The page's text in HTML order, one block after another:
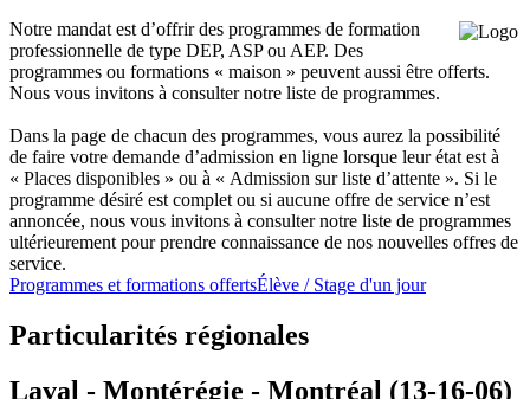
Notre mandat est d’offrir des programmes de formation
professionnelle de type DEP, ASP ou AEP. Des
programmes ou formations « maison » peuvent aussi être offerts.
Nous vous invitons à consulter notre liste de programmes.
Dans la page de chacun des programmes, vous aurez la possibilité
de faire votre demande d’admission en ligne lorsque leur état est à
« Places disponibles » ou à « Admission sur liste d’attente ». Si le
programme désiré est complet ou si aucune offre de service n’est
annoncée, nous vous invitons à consulter notre liste de programmes
ultérieurement pour prendre connaissance de nos nouvelles offres de
service.
Programmes et formations offertsÉlève / Stage d'un jour
Particularités régionales
Laval - Montérégie - Montréal (13-16-06)